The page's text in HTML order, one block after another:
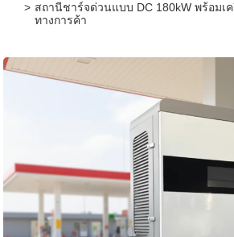
> สถานีชาร์จด่วนแบบ DC 180kW พร้อมเ
ทางการค้า